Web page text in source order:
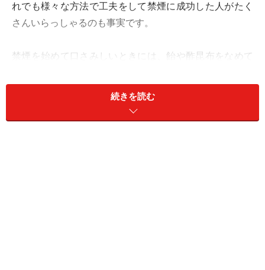
れでも様々な方法で工夫をして禁煙に成功した人がたく
さんいらっしゃるのも事実です。
禁煙を始めて口さみしいときには、飴や酢昆布をなめて
れるように熱いお茶を飲んでみたり、従来のパイプ型禁
すことができて、昔の人が成功してきたやり方で禁煙に
続きを読む